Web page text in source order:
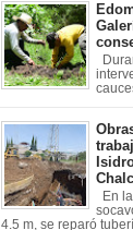
En
4.5 m, se reparó